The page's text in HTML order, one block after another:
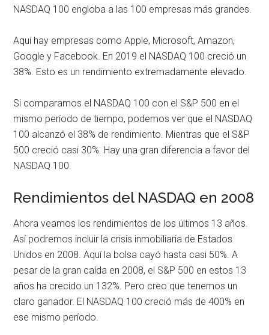
NASDAQ 100 engloba a las 100 empresas más grandes.
Aquí hay empresas como Apple, Microsoft, Amazon,
Google y Facebook. En 2019 el NASDAQ 100 creció un
38%. Esto es un rendimiento extremadamente elevado.
Si comparamos el NASDAQ 100 con el S&P 500 en el
mismo período de tiempo, podemos ver que el NASDAQ
100 alcanzó el 38% de rendimiento. Mientras que el S&P
500 creció casi 30%. Hay una gran diferencia a favor del
NASDAQ 100.
Rendimientos del NASDAQ en 2008
Ahora veamos los rendimientos de los últimos 13 años.
Así podremos incluir la crisis inmobiliaria de Estados
Unidos en 2008. Aquí la bolsa cayó hasta casi 50%. A
pesar de la gran caída en 2008, el S&P 500 en estos 13
años ha crecido un 132%. Pero creo que tenemos un
claro ganador. El NASDAQ 100 creció más de 400% en
ese mismo período.